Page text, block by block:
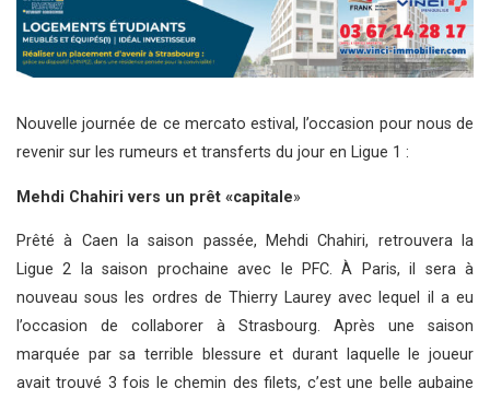
Nouvelle journée de ce mercato estival, l’occasion pour nous de
revenir sur les rumeurs et transferts du jour en Ligue 1 :
Mehdi Chahiri vers un prêt «capitale»
Prêté à Caen la saison passée, Mehdi Chahiri, retrouvera la
Ligue 2 la saison prochaine avec le PFC. À Paris, il sera à
nouveau sous les ordres de Thierry Laurey avec lequel il a eu
l’occasion de collaborer à Strasbourg. Après une saison
marquée par sa terrible blessure et durant laquelle le joueur
avait trouvé 3 fois le chemin des filets, c’est une belle aubaine